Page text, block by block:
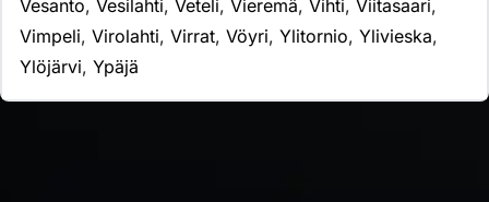
Vesanto, Vesilahti, Veteli, Vieremä, Vihti, Viitasaari,
Vimpeli, Virolahti, Virrat, Vöyri, Ylitornio, Ylivieska,
Ylöjärvi, Ypäjä